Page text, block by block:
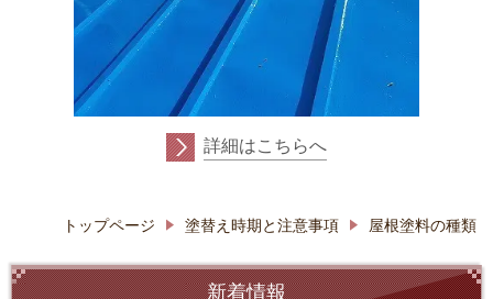
詳細はこちらへ
トップページ 塗替え時期と注意事項 屋根塗料の種類
新着情報